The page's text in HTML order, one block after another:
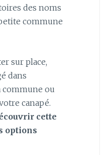
des noms
commune
sur place,
dans
commune ou
canapé.
cette
options